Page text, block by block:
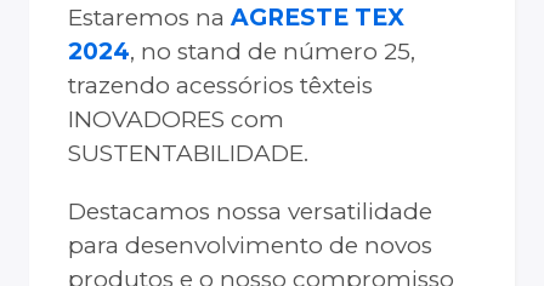
Estaremos na AGRESTE TEX
2024, no stand de número 25,
trazendo acessórios têxteis
INOVADORES com
SUSTENTABILIDADE.
Destacamos nossa versatilidade
para desenvolvimento de novos
produtos e o nosso compromisso